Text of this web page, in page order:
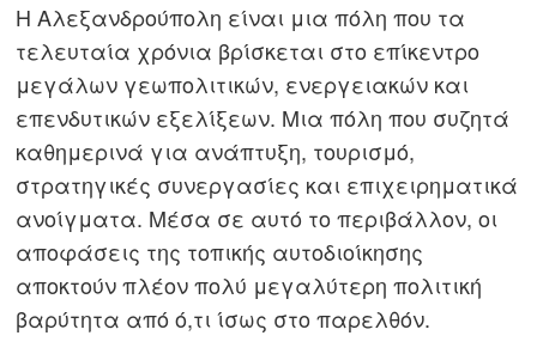
Η Αλεξανδρούπολη είναι μια πόλη που τα
τελευταία χρόνια βρίσκεται στο επίκεντρο
μεγάλων γεωπολιτικών, ενεργειακών και
επενδυτικών εξελίξεων. Μια πόλη που συζητά
καθημερινά για ανάπτυξη, τουρισμό,
στρατηγικές συνεργασίες και επιχειρηματικά
ανοίγματα. Μέσα σε αυτό το περιβάλλον, οι
αποφάσεις της τοπικής αυτοδιοίκησης
αποκτούν πλέον πολύ μεγαλύτερη πολιτική
βαρύτητα από ό,τι ίσως στο παρελθόν.